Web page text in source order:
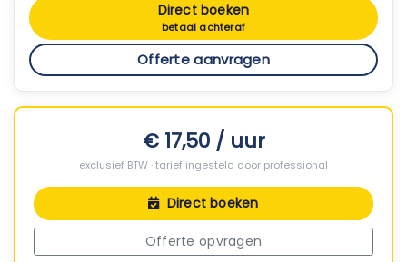
Direct boeken
betaal achteraf
Offerte aanvragen
€ 17,50 / uur
exclusief BTW · tarief ingesteld door professional
Direct boeken
Offerte opvragen